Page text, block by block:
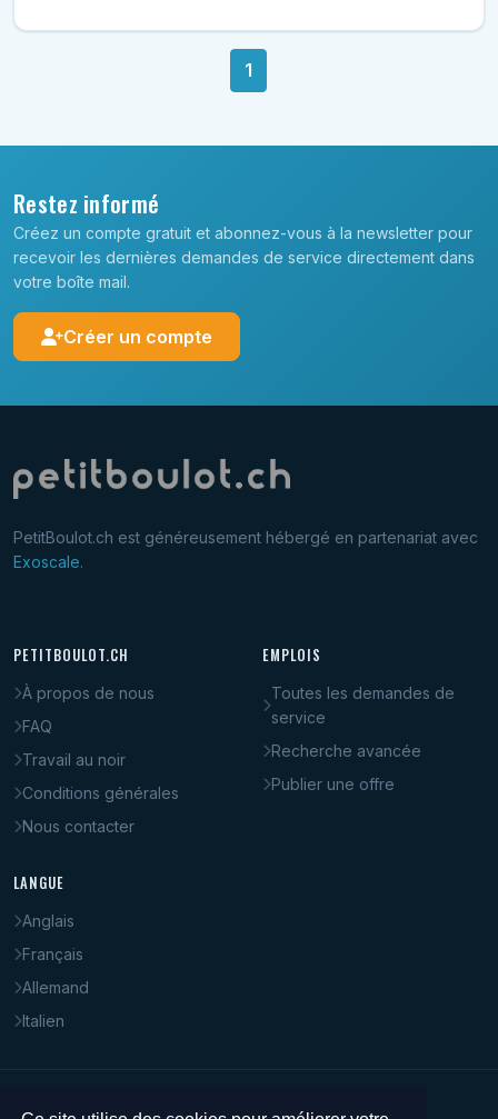
1
Restez informé
Créez un compte gratuit et abonnez-vous à la newsletter pour
recevoir les dernières demandes de service directement dans
votre boîte mail.
Créer un compte
PetitBoulot.ch est généreusement hébergé en partenariat avec
Exoscale.
PETITBOULOT.CH
À propos de nous
FAQ
Travail au noir
Conditions générales
Nous contacter
EMPLOIS
Toutes les demandes de
service
Recherche avancée
Publier une offre
LANGUE
Anglais
Français
Allemand
Italien